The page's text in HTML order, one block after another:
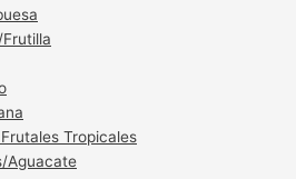
Tropicales
Aguacate